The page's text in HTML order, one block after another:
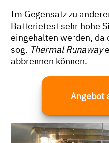
Im Gegensatz zu
Batterietest sehr hohe
eingehalten werden, da
sog. Thermal Runaway
abbrennen können.
Angebot